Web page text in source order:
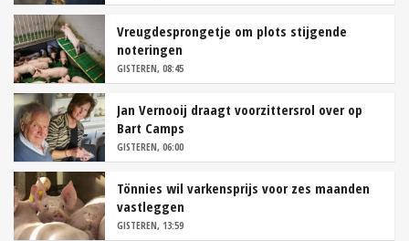
Vreugdesprongetje om plots stijgende
noteringen
GISTEREN, 08:45
Jan Vernooij draagt voorzittersrol over op
Bart Camps
GISTEREN, 06:00
Tönnies wil varkensprijs voor zes maanden
vastleggen
GISTEREN, 13:59